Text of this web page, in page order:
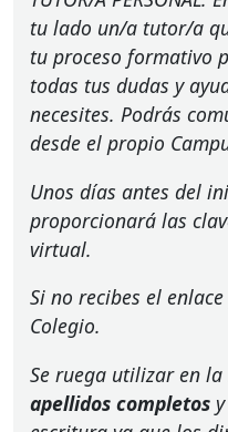
tu lado un/a tutor/a
tu proceso formativo
todas tus dudas y
necesites. Podrás
desde el propio
Unos días antes del
proporcionará las
virtual.
Si no recibes el
Colegio.
Se ruega utilizar en
apellidos completos